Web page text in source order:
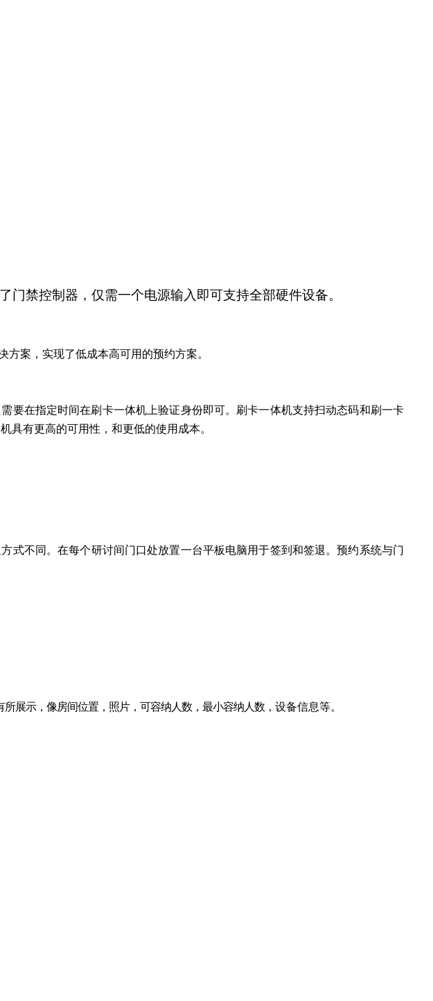
禁控制器，仅需一个电源输入即可支持全部硬件设备。
案，实现了低成本高可用的预约方案。
要在指定时间在刷卡一体机上验证身份即可。刷卡一体机支持扫动态码和刷一卡
具有更高的可用性，和更低的使用 成本。
式不同。在每个研讨间门口处放置一台平板电脑用于签到 和签退。预约系统与门
展示，像房间位置，照片，可容纳人数，最小容纳人数， 设备信息等。